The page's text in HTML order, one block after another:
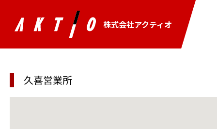
株式会社アクティオ
久喜営業所